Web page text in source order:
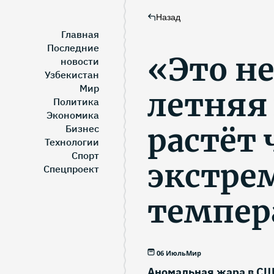
Главная
Последние
новости
Узбекистан
Мир
Политика
Экономика
Бизнес
Технологии
Спорт
Спецпроект
Назад
«Это
растёт
06 ИюльМир